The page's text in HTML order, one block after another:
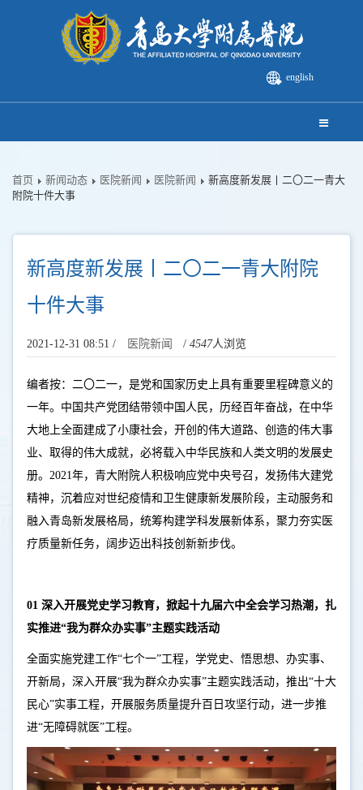
english
首页 新闻动态 医院新闻 医院新闻
新高度新发展丨二〇二一青大
附院十件大事
新高度新发展丨二〇二一青大附院
十件大事
2021-12-31 08:51 / 医院新闻 / 4547人浏览
编者按：二〇二一，是党和国家历史上具有重要里程碑意义的
一年。中国共产党团结带领中国人民，历经百年奋战，在中华
大地上全面建成了小康社会，开创的伟大道路、创造的伟大事
业、取得的伟大成就，必将载入中华民族和人类文明的发展史
册。2021年，青大附院人积极响应党中央号召，发扬伟大建党
精神，沉着应对世纪疫情和卫生健康新发展阶段，主动服务和
融入青岛新发展格局，统筹构建学科发展新体系，聚力夯实医
疗质量新任务，阔步迈出科技创新新步伐。
01 深入开展党史学习教育，掀起十九届六中全会学习热潮，扎
实推进“我为群众办实事”主题实践活动
全面实施党建工作“七个一”工程，学党史、悟思想、办实事、
开新局，深入开展“我为群众办实事”主题实践活动，推出“十大
民心”实事工程，开展服务质量提升百日攻坚行动，进一步推
进“无障碍就医”工程。